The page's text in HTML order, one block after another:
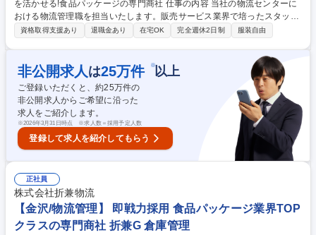
を活かせる!食品パッケージの専門商社 仕事の内容 当社の物流センターに
おける物流管理職を担当いたします。販売サービス業界で培ったスタッフ
マネジメント力や現場運営の経験を活かし、チームをまとめながら物流現
務、適正在庫の算出、回転率の向上 等） ■庫内管理（ロケーション管理、
人時生産性の向上、作業環境の改善 等)■配送管理（配送ルート管理、積載
管理、トラック手配 等） ■関係者との情報共有や社外協力会社との折衝、
物流データの分析業務)※5,000～10,000アイテム、1.5～3.0億円程度の在
庫を管理します。 募集職種 【金沢/物流管理】販売サービスでの経験を活
かせる!食品パッケージの専門商社
資格取得支援あり 退職金あり 在宅OK 完全週休2日制 服装自由
非公開求人 は25万件 ※以上
ご登録いただくと、約25万件の
非公開求人からご希望に沿った
求人をご紹介します。
※2026年3月31日時点 ※求人数＝採用予定人数
登録して求人を紹介してもらう
正社員
株式会社折兼物流
【金沢/物流管理】 即戦力採用 食品パッケージ業界TOP
クラスの専門商社 折兼G 倉庫管理